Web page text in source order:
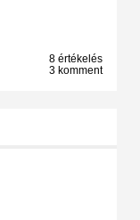
8 értékelés
3 komment